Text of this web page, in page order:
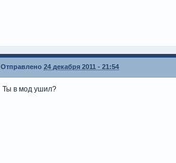
Отправлено24 декабря 2011 - 21:54
Ты в мод ушил?